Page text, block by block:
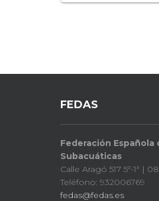
FEDAS
Federación
Subacuáticas
Calle Aragó 517 5º-1ª |
Teléfono: 932006769
fedas@fedas.es